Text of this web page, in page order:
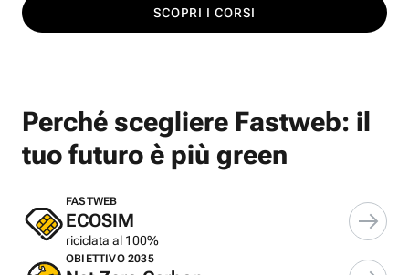
SCOPRI I CORSI
Perché scegliere Fastweb: il
tuo futuro è più green
FASTWEB
ECOSIM
riciclata al 100%
OBIETTIVO 2035